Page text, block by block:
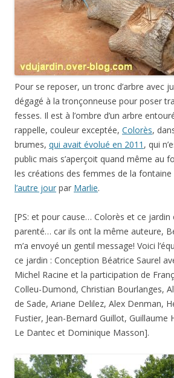
Pour se reposer, un tronc d’arbre avec
dégagé à la tronçonneuse pour poser
fesses. Il est à l’ombre d’un arbre
rappelle, couleur exceptée, Colorès,
brumes, qui avait évolué en 2011 , qui
public mais s’aperçoit quand même au
les créations des femmes de la
l’autre jour par Marlie.
[PS: et pour cause… Colorès et ce jardin
parenté… car ils ont la même auteure,
m’a envoyé un gentil message! Voici
ce jardin : Conception Béatrice Saurel
Michel Racine et la participation de
Colleu-Dumond, Christian Bourlanges,
de Sade, Ariane Delilez, Alex Denman,
Fustier, Jean-Bernard Guillot, Guillaume
Le Dantec et Dominique Masson].